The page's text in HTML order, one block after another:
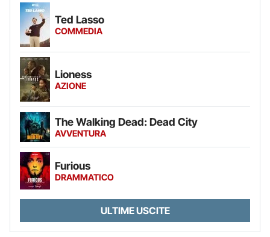
Ted Lasso
COMMEDIA
Lioness
AZIONE
The Walking Dead: Dead City
AVVENTURA
Furious
DRAMMATICO
ULTIME USCITE